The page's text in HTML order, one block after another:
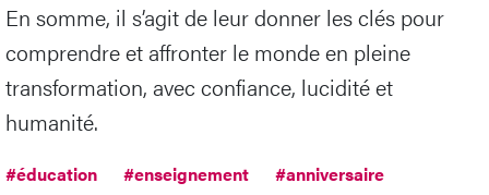
En somme, il s’agit de leur donner les clés pour
comprendre et affronter le monde en pleine
transformation, avec confiance, lucidité et
humanité.
#éducation #enseignement
#anniversaire